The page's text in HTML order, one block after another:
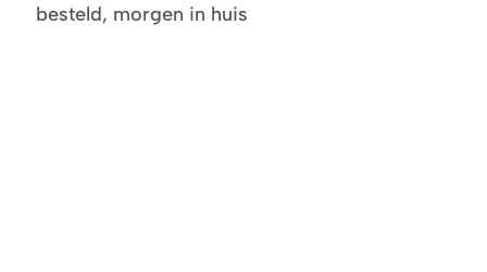
besteld, morgen in huis